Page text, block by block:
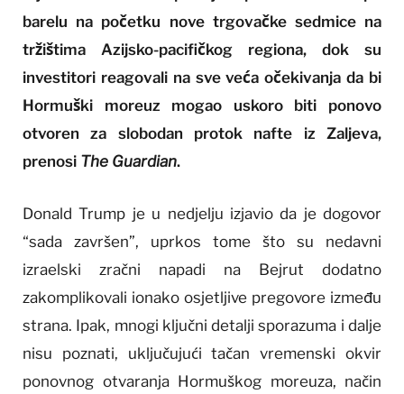
barelu na početku nove trgovačke sedmice na
tržištima Azijsko-pacifičkog regiona, dok su
investitori reagovali na sve veća očekivanja da bi
Hormuški moreuz mogao uskoro biti ponovo
otvoren za slobodan protok nafte iz Zaljeva,
prenosi The Guardian.
Donald Trump je u nedjelju izjavio da je dogovor
“sada završen”, uprkos tome što su nedavni
izraelski zračni napadi na Bejrut dodatno
zakomplikovali ionako osjetljive pregovore između
strana. Ipak, mnogi ključni detalji sporazuma i dalje
nisu poznati, uključujući tačan vremenski okvir
ponovnog otvaranja Hormuškog moreuza, način